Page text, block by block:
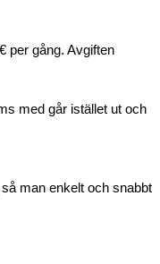
per gång. Avgiften
med går istället ut och
man enkelt och snabbt